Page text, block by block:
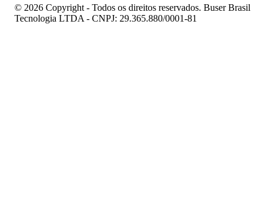
© 2026 Copyright - Todos os direitos reservados. Buser Brasil
Tecnologia LTDA - CNPJ: 29.365.880/0001-81